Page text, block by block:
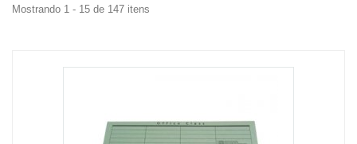
Mostrando 1 - 15 de 147 itens